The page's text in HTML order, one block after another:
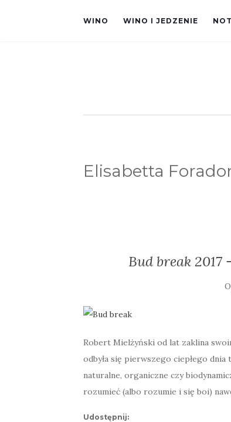
WINO WINO I JEDZENIE
Elisabetta
Bud break
Robert Mielżyński od lat zaklina
odbyła się pierwszego ciepłego
naturalne, organiczne czy
rozumieć (albo rozumie i się boi)
Udostępnij: